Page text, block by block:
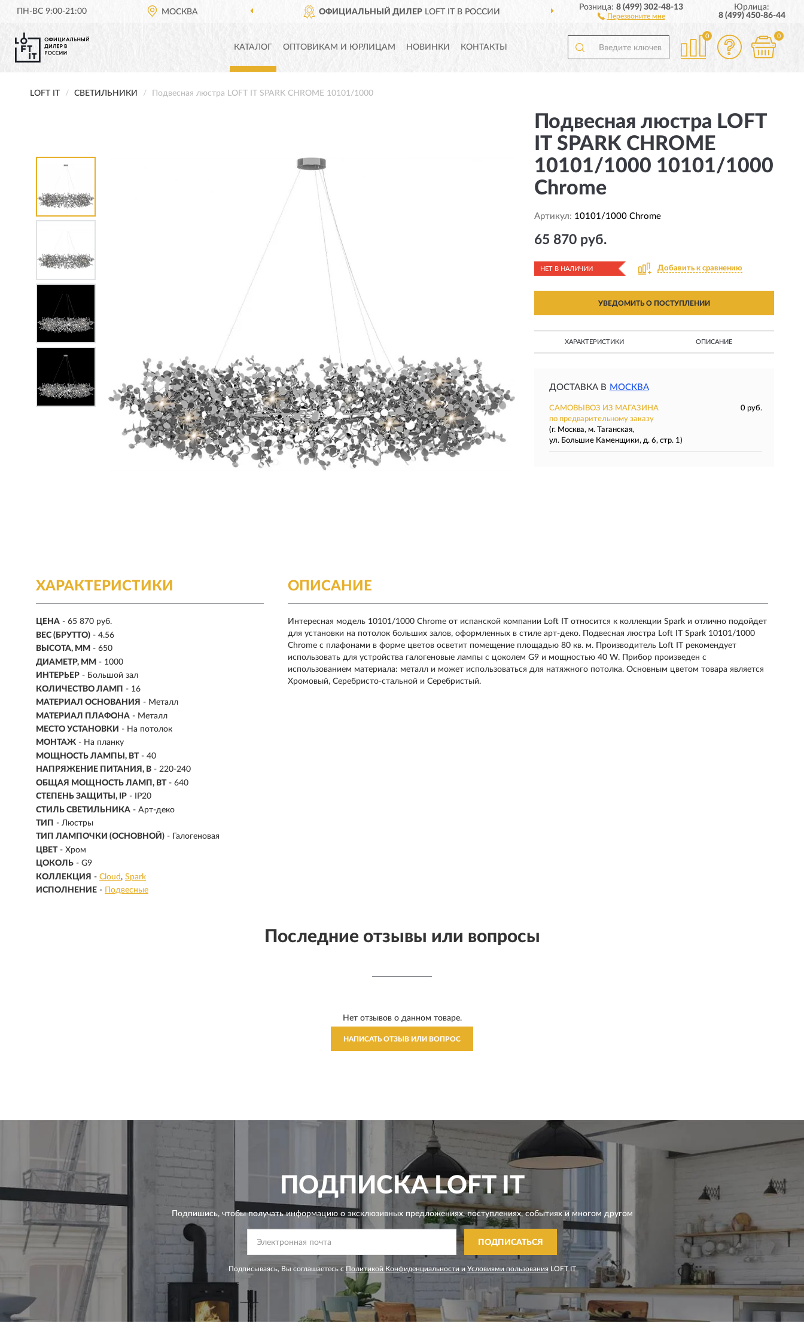
ПН-ВС 9:00-21:00 МОСКВА ОФИЦИАЛЬНЫЙ ДИЛЕР LOFT IT В РОССИИ ДОСТАВИМ ПО ВСЕЙ РОССИИ
Розница:8 (499) 302-48-13
Перезвоните мне
Юрлица:
8 (499) 450-86-44
КАТАЛОГ ОПТОВИКАМ И ЮРЛИЦАМ НОВИНКИ КОНТАКТЫ
0 0
LOFT IT СВЕТИЛЬНИКИ Подвесная люстра LOFT IT SPARK CHROME 10101/1000
Подвесная люстра LOFT
IT SPARK CHROME
10101/1000 10101/1000
Chrome
Артикул: 10101/1000 Chrome
65 870 руб.
НЕТ В НАЛИЧИИ Добавить к сравнению
УВЕДОМИТЬ О ПОСТУПЛЕНИИ
ХАРАКТЕРИСТИКИ ОПИСАНИЕ
ДОСТАВКА В МОСКВА
САМОВЫВОЗ ИЗ МАГАЗИНА
0 руб.
по предварительному заказу
(г. Москва, м. Таганская,
ул. Большие Каменщики, д. 6, стр. 1)
ХАРАКТЕРИСТИКИ
ЦЕНА - 65 870 руб.
ВЕС (БРУТТО) - 4.56
ВЫСОТА, ММ - 650
ДИАМЕТР, ММ - 1000
ИНТЕРЬЕР - Большой зал
КОЛИЧЕСТВО ЛАМП - 16
МАТЕРИАЛ ОСНОВАНИЯ - Металл
МАТЕРИАЛ ПЛАФОНА - Металл
МЕСТО УСТАНОВКИ - На потолок
МОНТАЖ - На планку
МОЩНОСТЬ ЛАМПЫ, ВТ - 40
НАПРЯЖЕНИЕ ПИТАНИЯ, В - 220-240
ОБЩАЯ МОЩНОСТЬ ЛАМП, ВТ - 640
СТЕПЕНЬ ЗАЩИТЫ, IP - IP20
СТИЛЬ СВЕТИЛЬНИКА - Арт-деко
ТИП - Люстры
ТИП ЛАМПОЧКИ (ОСНОВНОЙ) - Галогеновая
ЦВЕТ - Хром
ЦОКОЛЬ - G9
КОЛЛЕКЦИЯ - Cloud
Spark
ИСПОЛНЕНИЕ - Подвесные
ОПИСАНИЕ
Интересная модель 10101/1000 Chrome от испанской компании Loft IT относится к коллекции Spark и отлично подойдет
для установки на потолок больших залов, оформленных в стиле арт-деко. Подвесная люстра Loft IT Spark 10101/1000
Chrome с плафонами в форме цветов осветит помещение площадью 80 кв. м. Производитель Loft IT рекомендует
использовать для устройства галогеновые лампы с цоколем G9 и мощностью 40 W. Прибор произведен с
использованием материала: металл и может использоваться для натяжного потолка. Основным цветом товара является
Хромовый, Серебристо-стальной и Серебристый.
Последние отзывы или вопросы
Нет отзывов о данном товаре.
НАПИСАТЬ ОТЗЫВ ИЛИ ВОПРОС
ПОДПИСКАLOFT IT
Подпишись, чтобы получать информацию о эксклюзивных предложениях,поступлениях, событиях и многом другом
ПОДПИСАТЬСЯ
Подписываясь, Вы соглашаетесь с Политикой Конфиденциальности и Условиями пользования LOFT IT